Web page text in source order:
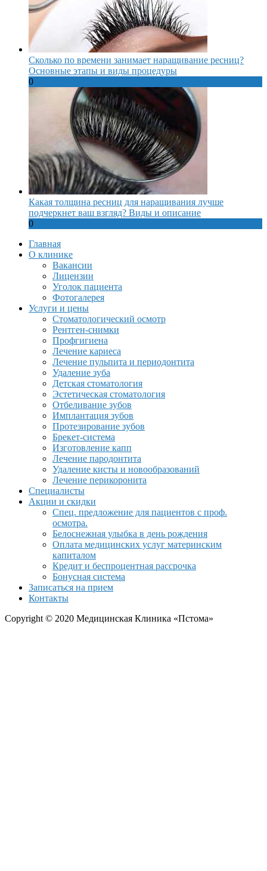
Сколько по времени занимает наращивание ресниц?
Основные этапы и виды процедуры
0
Какая толщина ресниц для наращивания лучше
подчеркнет ваш взгляд? Виды и описание
0
Главная
О клинике
Вакансии
Лицензии
Уголок пациента
Фотогалерея
Услуги и цены
Стоматологический осмотр
Рентген-снимки
Профгигиена
Лечение кариеса
Лечение пульпита и периодонтита
Удаление зуба
Детская стоматология
Эстетическая стоматология
Отбеливание зубов
Имплантация зубов
Протезирование зубов
Брекет-система
Изготовление капп
Лечение пародонтита
Удаление кисты и новообразований
Лечение перикоронита
Специалисты
Акции и скидки
Спец. предложение для пациентов с проф.
осмотра.
Белоснежная улыбка в день рождения
Оплата медицинских услуг материнским
капиталом
Кредит и беспроцентная рассрочка
Бонусная система
Записаться на прием
Контакты
Copyright © 2020 Медицинская Клиника «Пстома»